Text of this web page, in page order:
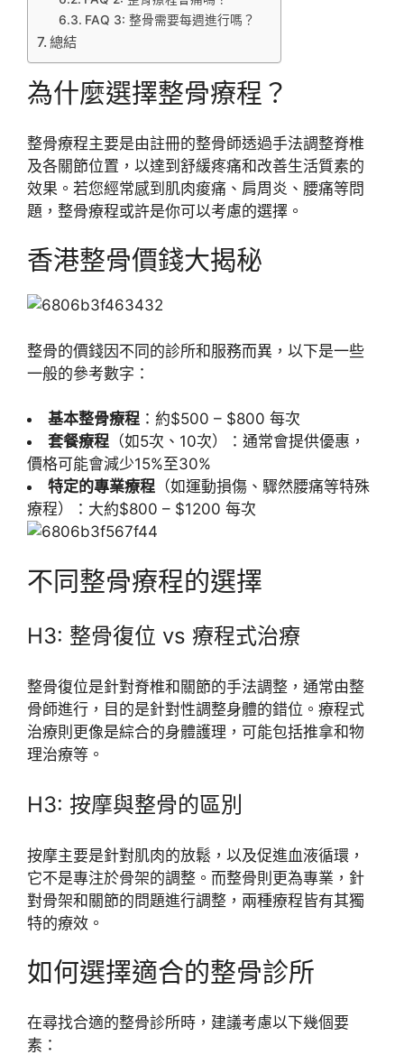
FAQ 3: 整骨需要每週進行嗎？
總結
為什麼選擇整骨療程？
整骨療程主要是由註冊的整骨師透過手法調整脊椎
及各關節位置，以達到舒緩疼痛和改善生活質素的
效果。若您經常感到肌肉痠痛、肩周炎、腰痛等問
題，整骨療程或許是你可以考慮的選擇。
香港整骨價錢大揭秘
整骨的價錢因不同的診所和服務而異，以下是一些
一般的參考數字：
基本整骨療程 ：約$500 – $800 每次
套餐療程 （如5次、10次）：通常會提供優惠，
價格可能會減少15%至30%
特定的專業療程 （如運動損傷、驟然腰痛等特殊
療程）：大約$800 – $1200 每次
不同整骨療程的選擇
H3: 整骨復位 vs 療程式治療
整骨復位是針對脊椎和關節的手法調整，通常由整
骨師進行，目的是針對性調整身體的錯位。療程式
治療則更像是綜合的身體護理，可能包括推拿和物
理治療等。
H3: 按摩與整骨的區別
按摩主要是針對肌肉的放鬆，以及促進血液循環，
它不是專注於骨架的調整。而整骨則更為專業，針
對骨架和關節的問題進行調整，兩種療程皆有其獨
特的療效。
如何選擇適合的整骨診所
在尋找合適的整骨診所時，建議考慮以下幾個要
素：